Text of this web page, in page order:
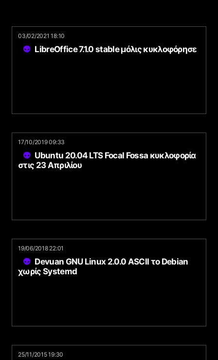
03/02/2021 18:10
LibreOffice 7.1.0 stable μόλις κυκλοφόρησε
17/10/2019 09:33
Ubuntu 20.04 LTS Focal Fossa κυκλοφορία
στις 23 Απριλίου
19/06/2018 22:01
Devuan GNU Linux 2.0.0 ASCII το Debian
χωρίς Systemd
25/11/2015 19:30